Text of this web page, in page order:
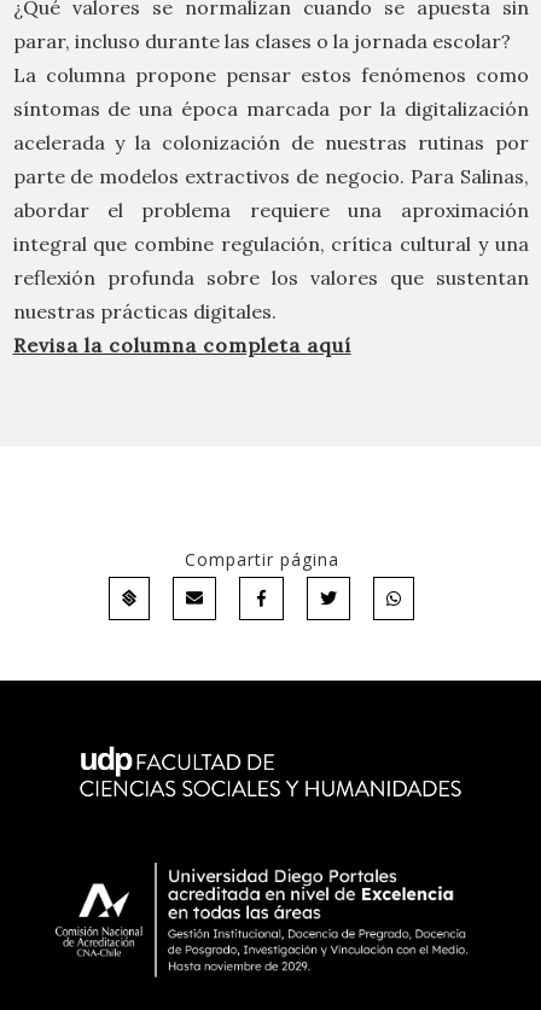
¿Qué valores se normalizan cuando se apuesta sin
parar, incluso durante las clases o la jornada escolar?
La columna propone pensar estos fenómenos como
síntomas de una época marcada por la digitalización
acelerada y la colonización de nuestras rutinas por
parte de modelos extractivos de negocio. Para Salinas,
abordar el problema requiere una aproximación
integral que combine regulación, crítica cultural y una
reflexión profunda sobre los valores que sustentan
nuestras prácticas digitales.
Revisa la columna completa aquí
Compartir página